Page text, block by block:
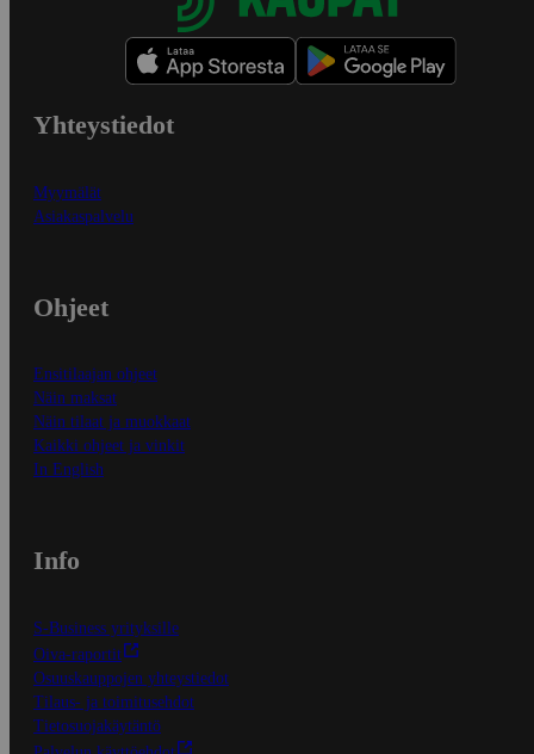
Yhteystiedot
Myymälät
Asiakaspalvelu
Ohjeet
Ensitilaajan ohjeet
Näin maksat
Näin tilaat ja muokkaat
Kaikki ohjeet ja vinkit
In English
Info
S-Business yrityksille
Oiva-raportit
Osuuskauppojen yhteystiedot
Tilaus- ja toimitusehdot
Tietosuojakäytäntö